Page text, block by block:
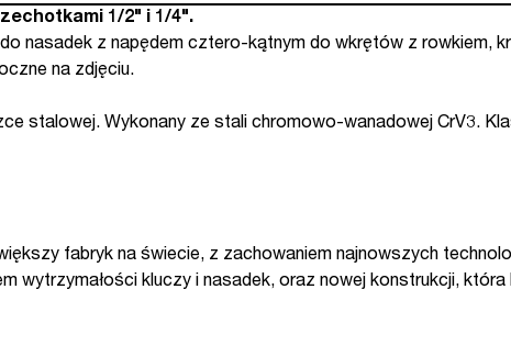
1/2" i 1/4".
nasadek z napędem cztero-kątnym do wkrętów z rowkiem,
na zdjęciu.
stalowej. Wykonany ze stali chromowo-wanadowej CrV3.
fabryk na świecie, z zachowaniem najnowszych
wytrzymałości kluczy i nasadek, oraz nowej konstrukcji,